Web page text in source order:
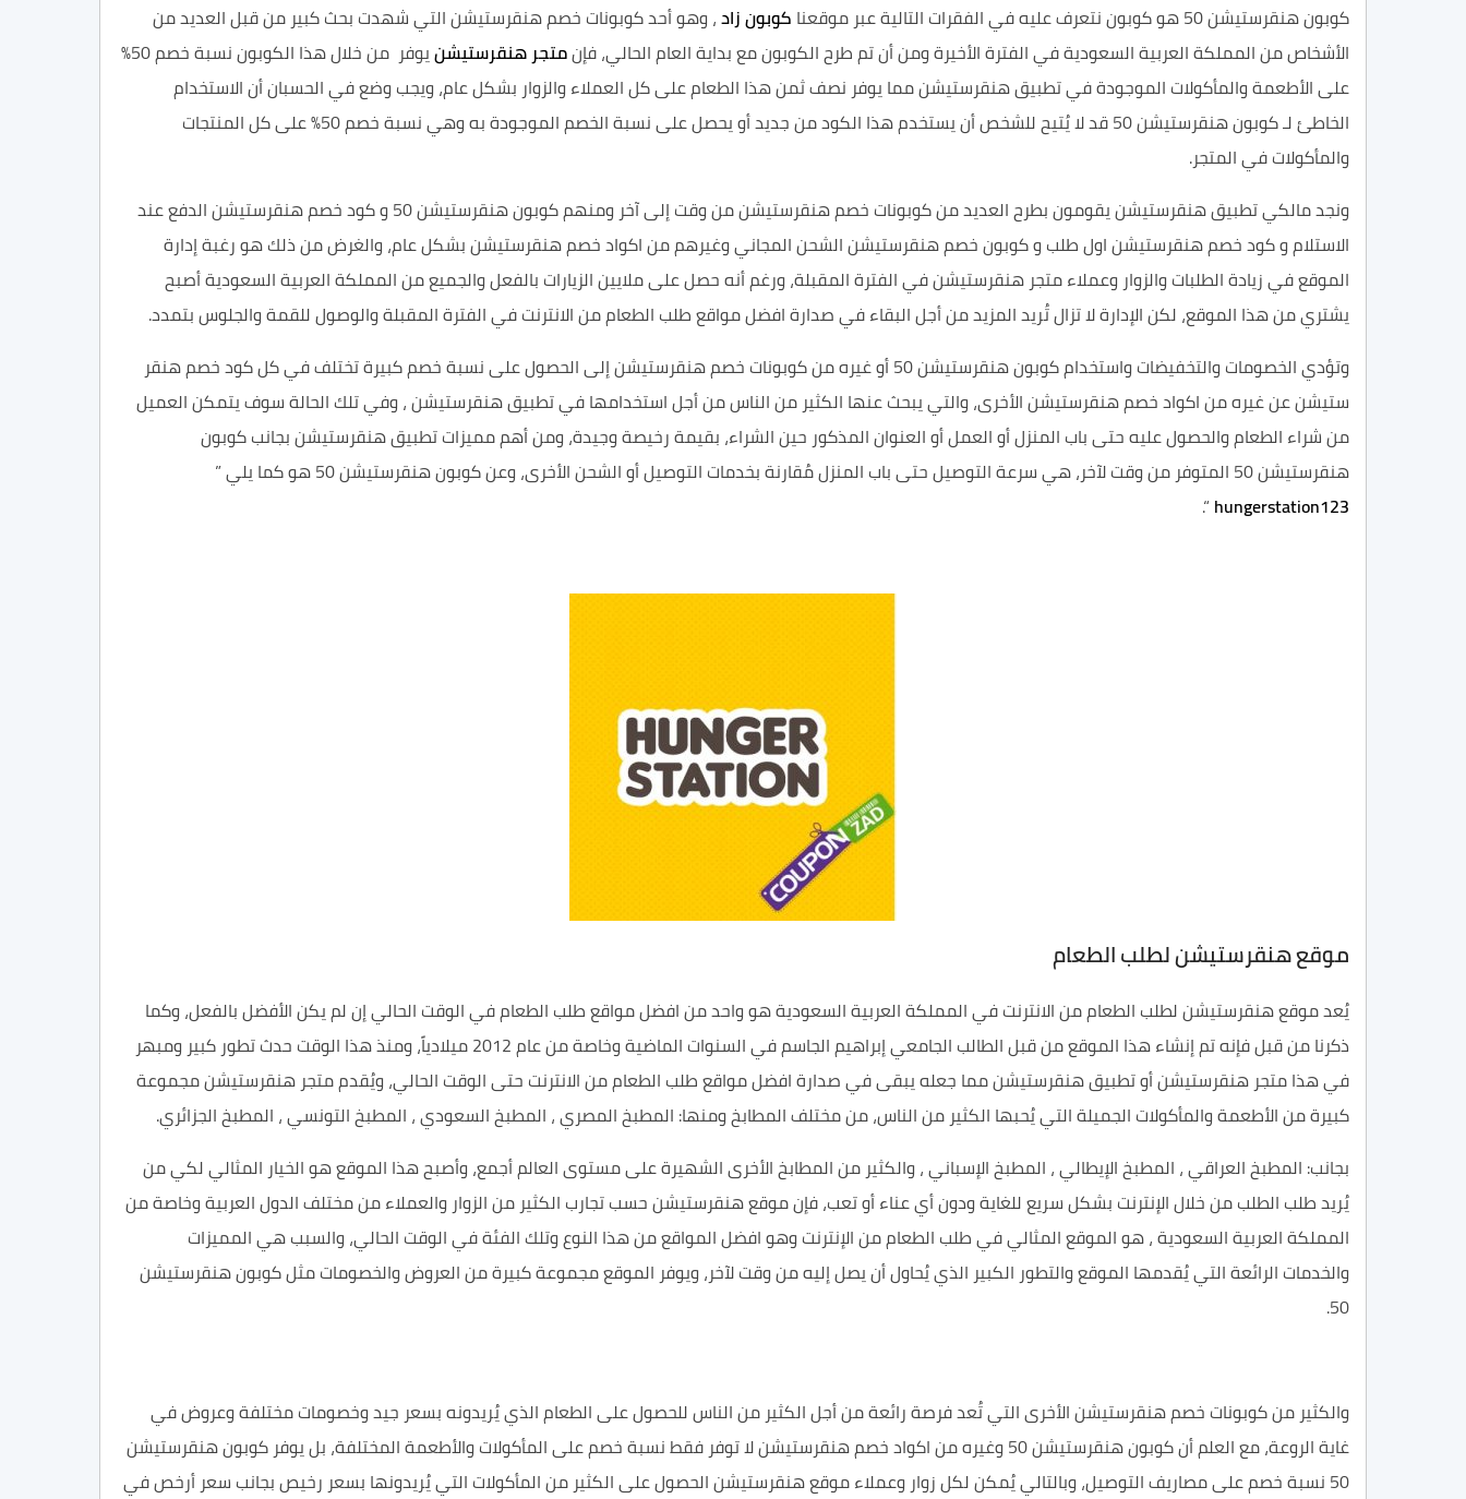
كوبون هنقرستيشن 50 هو كوبون نتعرف عليه في الفقرات التالية عبر موقعنا كوبون زاد، وهو أحد كوبونات خصم هنقرستيشن التي شهدت بحث كبير من قبل العديد من
الأشخاص من المملكة العربية السعودية في الفترة الأخيرة ومن أن تم طرح الكوبون مع بداية العام الحالي، فإنمتجر هنقرستيشن
يوفر من خلال هذا الكوبون نسبة خصم 50%
على الأطعمة والمأكولات الموجودة في تطبيق هنقرستيشن مما يوفر نصف ثمن هذا الطعام على كل العملاء والزوار بشكل عام، ويجب وضع في الحسبان أن الاستخدام
الخاطئ لـ كوبون هنقرستيشن 50 قد لا يُتيح للشخص أن يستخدم هذا الكود من جديد أو يحصل على نسبة الخصم الموجودة به وهي نسبة خصم 50% على كل المنتجات
والمأكولات في المتجر.
ونجد مالكي تطبيق هنقرستيشن يقومون بطرح العديد من كوبونات خصم هنقرستيشن من وقت إلى آخر ومنهم كوبون هنقرستيشن 50 و كود خصم هنقرستيشن الدفع عند
الاستلام و كود خصم هنقرستيشن اول طلب و كوبون خصم هنقرستيشن الشحن المجاني وغيرهم من اكواد خصم هنقرستيشن بشكل عام، والغرض من ذلك هو رغبة إدارة
الموقع في زيادة الطلبات والزوار وعملاء متجر هنقرستيشن في الفترة المقبلة، ورغم أنه حصل على ملايين الزيارات بالفعل والجميع من المملكة العربية السعودية أصبح
يشتري من هذا الموقع، لكن الإدارة لا تزال تُريد المزيد من أجل البقاء في صدارة افضل مواقع طلب الطعام من الانترنت في الفترة المقبلة والوصول للقمة والجلوس بتمدد.
وتؤدي الخصومات والتخفيضات واستخدام كوبون هنقرستيشن 50 أو غيره من كوبونات خصم هنقرستيشن إلى الحصول على نسبة خصم كبيرة تختلف في كل كود خصم هنقر
ستيشن عن غيره من اكواد خصم هنقرستيشن الأخرى، والتي يبحث عنها الكثير من الناس من أجل استخدامها في تطبيق هنقرستيشن ، وفي تلك الحالة سوف يتمكن العميل
من شراء الطعام والحصول عليه حتى باب المنزل أو العمل أو العنوان المذكور حين الشراء، بقيمة رخيصة وجيدة، ومن أهم مميزات تطبيق هنقرستيشن بجانب كوبون
هنقرستيشن 50 المتوفر من وقت لآخر، هي سرعة التوصيل حتى باب المنزل مُقارنة بخدمات التوصيل أو الشحن الأخرى، وعن كوبون هنقرستيشن 50 هو كما يلي ”
hungerstation123
“.
موقع هنقرستيشن لطلب الطعام
يُعد موقع هنقرستيشن لطلب الطعام من الانترنت في المملكة العربية السعودية هو واحد من افضل مواقع طلب الطعام في الوقت الحالي إن لم يكن الأفضل بالفعل، وكما
ذكرنا من قبل فإنه تم إنشاء هذا الموقع من قبل الطالب الجامعي إبراهيم الجاسم في السنوات الماضية وخاصة من عام 2012 ميلادياً، ومنذ هذا الوقت حدث تطور كبير ومبهر
في هذا متجر هنقرستيشن أو تطبيق هنقرستيشن مما جعله يبقى في صدارة افضل مواقع طلب الطعام من الانترنت حتى الوقت الحالي، ويُقدم متجر هنقرستيشن مجموعة
كبيرة من الأطعمة والمأكولات الجميلة التي يُحبها الكثير من الناس، من مختلف المطابخ ومنها: المطبخ المصري ، المطبخ السعودي ، المطبخ التونسي ، المطبخ الجزائري.
بجانب: المطبخ العراقي ، المطبخ الإيطالي ، المطبخ الإسباني ، والكثير من المطابخ الأخرى الشهيرة على مستوى العالم أجمع، وأصبح هذا الموقع هو الخيار المثالي لكي من
يُريد طلب الطلب من خلال الإنترنت بشكل سريع للغاية ودون أي عناء أو تعب، فإن موقع هنقرستيشن حسب تجارب الكثير من الزوار والعملاء من مختلف الدول العربية وخاصة من
المملكة العربية السعودية ، هو الموقع المثالي في طلب الطعام من الإنترنت وهو افضل المواقع من هذا النوع وتلك الفئة في الوقت الحالي، والسبب هي المميزات
والخدمات الرائعة التي يُقدمها الموقع والتطور الكبير الذي يُحاول أن يصل إليه من وقت لآخر، ويوفر الموقع مجموعة كبيرة من العروض والخصومات مثل كوبون هنقرستيشن
50.
والكثير من كوبونات خصم هنقرستيشن الأخرى التي تُعد فرصة رائعة من أجل الكثير من الناس للحصول على الطعام الذي يُريدونه بسعر جيد وخصومات مختلفة وعروض في
غاية الروعة، مع العلم أن كوبون هنقرستيشن 50 وغيره من اكواد خصم هنقرستيشن لا توفر فقط نسبة خصم على المأكولات والأطعمة المختلفة، بل يوفر كوبون هنقرستيشن
50 نسبة خصم على مصاريف التوصيل، وبالتالي يُمكن لكل زوار وعملاء موقع هنقرستيشن الحصول على الكثير من المأكولات التي يُريدونها بسعر رخيص بجانب سعر أرخص في